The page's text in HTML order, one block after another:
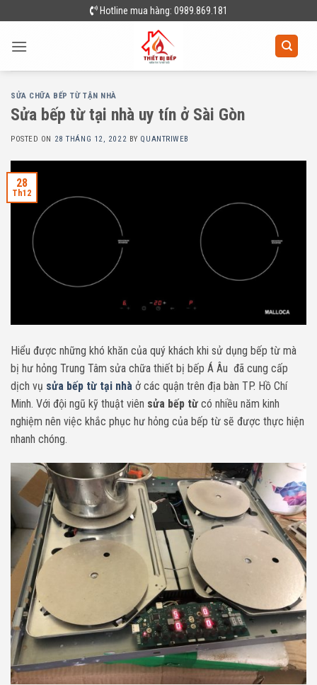
to
content
Hotline mua hàng: 0989.869.181
SỬA CHỮA BẾP TỪ TẬN NHÀ
Sửa bếp từ tại nhà uy tín ở Sài Gòn
POSTED ON 28 THÁNG 12, 2022 BY QUANTRIWEB
28
Th12
Hiểu được những khó khăn của quý khách khi sử dụng bếp từ mà
bị hư hỏng Trung Tâm sửa chữa thiết bị bếp Á Âu đã cung cấp
dịch vụ sửa bếp từ tại nhà ở các quận trên địa bàn TP. Hồ Chí
Minh. Với đội ngũ kỹ thuật viên sửa bếp từ có nhiều năm kinh
nghiệm nên việc khắc phục hư hỏng của bếp từ sẽ được thực hiện
nhanh chóng.